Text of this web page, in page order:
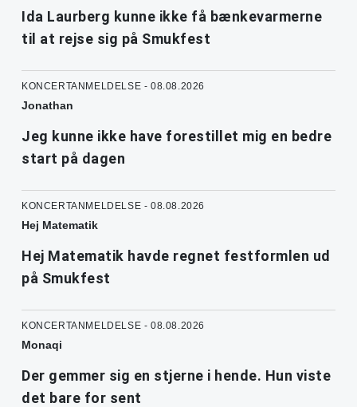
Ida Laurberg kunne ikke få bænkevarmerne
til at rejse sig på Smukfest
KONCERTANMELDELSE - 08.08.2026
Jonathan
Jeg kunne ikke have forestillet mig en bedre
start på dagen
KONCERTANMELDELSE - 08.08.2026
Hej Matematik
Hej Matematik havde regnet festformlen ud
på Smukfest
KONCERTANMELDELSE - 08.08.2026
Monaqi
Der gemmer sig en stjerne i hende. Hun viste
det bare for sent